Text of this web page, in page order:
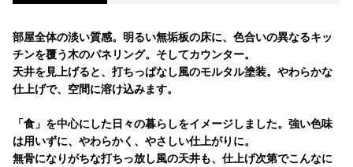
部屋全体の淡い質感。明るい無垢板の床に、色合いの異なるキッ
チンを覆う木のパネリング。そしてカウンター。
天井を見上げると、打ちっぱなし風のモルタル塗装。やわらかな
仕上げで、空間に溶け込みます。
「食」を中心にした日々の暮らしをイメージしました。強い色味
は用いずに、やわらかく、やさしい仕上がりに。
無骨になりがちな打ちっ放し風の天井も、仕上げ次第でこんなに